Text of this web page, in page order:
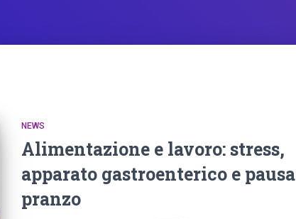
NEWS
Alimentazione e lavoro: stress,
apparato gastroenterico e pausa
pranzo